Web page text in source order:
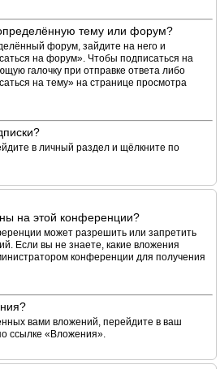
тему или форум?
форум, зайдите на него и
на форум». Чтобы подписаться на
галочку при отправке ответа либо
на тему» на странице просмотра
в личный раздел и щёлкните по
на этой конференции?
может разрешить или запретить
Если вы не знаете, какие вложения
конференции для получения
вами вложений, перейдите в ваш
ссылке «Вложения».